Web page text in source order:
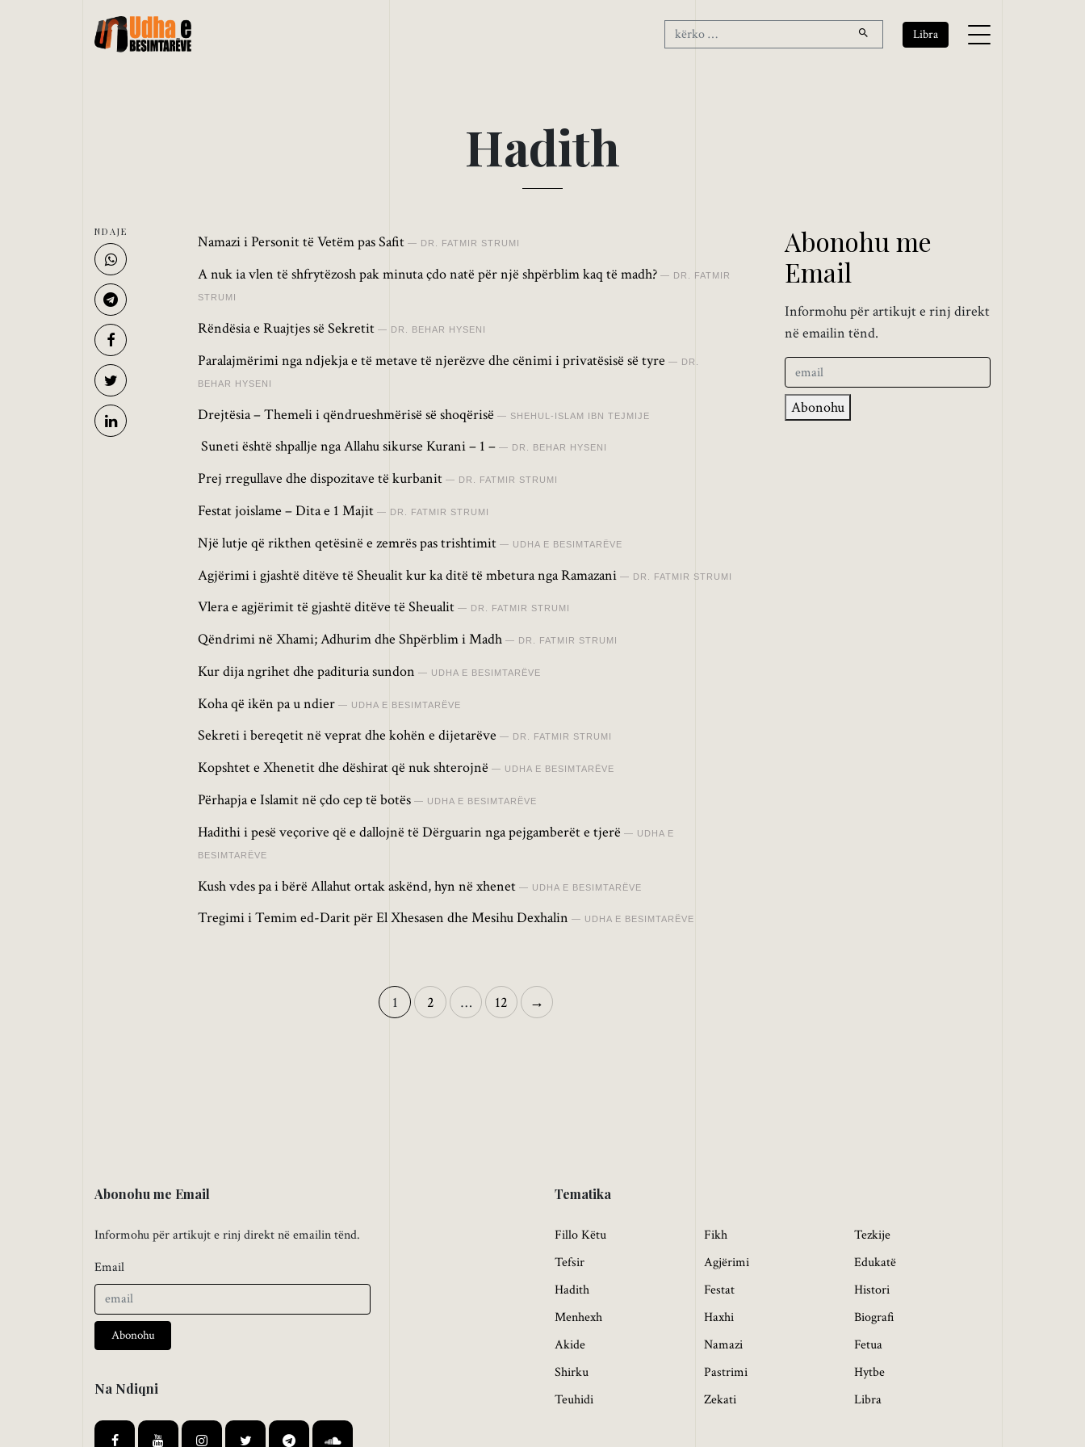
Libra
Hadith
Namazi i Personit të Vetëm pas Safit DR. FATMIR STRUMI
A nuk ia vlen të shfrytëzosh pak minuta çdo natë për një shpërblim kaq të madh? DR. FATMIR
STRUMI
Rëndësia e Ruajtjes së Sekretit DR. BEHAR HYSENI
Paralajmërimi nga ndjekja e të metave të njerëzve dhe cënimi i privatësisë së tyre DR.
BEHAR HYSENI
Drejtësia – Themeli i qëndrueshmërisë së shoqërisë SHEHUL-ISLAM IBN TEJMIJE
Suneti është shpallje nga Allahu sikurse Kurani – 1 – DR. BEHAR HYSENI
Prej rregullave dhe dispozitave të kurbanit DR. FATMIR STRUMI
Festat joislame – Dita e 1 Majit DR. FATMIR STRUMI
Një lutje që rikthen qetësinë e zemrës pas trishtimit UDHA E BESIMTARËVE
Agjërimi i gjashtë ditëve të Sheualit kur ka ditë të mbetura nga Ramazani DR. FATMIR STRUMI
Vlera e agjërimit të gjashtë ditëve të Sheualit DR. FATMIR STRUMI
Qëndrimi në Xhami; Adhurim dhe Shpërblim i Madh DR. FATMIR STRUMI
Kur dija ngrihet dhe padituria sundon UDHA E BESIMTARËVE
Koha që ikën pa u ndier UDHA E BESIMTARËVE
Sekreti i bereqetit në veprat dhe kohën e dijetarëve DR. FATMIR STRUMI
Kopshtet e Xhenetit dhe dëshirat që nuk shterojnë UDHA E BESIMTARËVE
Përhapja e Islamit në çdo cep të botës UDHA E BESIMTARËVE
Hadithi i pesë veçorive që e dallojnë të Dërguarin nga pejgamberët e tjerë UDHA E
BESIMTARËVE
Kush vdes pa i bërë Allahut ortak askënd, hyn në xhenet UDHA E BESIMTARËVE
Tregimi i Temim ed-Darit për El Xhesasen dhe Mesihu Dexhalin UDHA E BESIMTARËVE
1 2 … 12 →
NDAJE
Abonohu me
Email
Informohu për artikujt e rinj direkt
në emailin tënd.
Abonohu
Abonohu me Email
Informohu për artikujt e rinj direkt në emailin tënd.
Email
Abonohu
Na Ndiqni
Tematika
Fillo Këtu
Tefsir
Hadith
Menhexh
Akide
Shirku
Teuhidi
Fikh
Agjërimi
Festat
Haxhi
Namazi
Pastrimi
Zekati
Tezkije
Edukatë
Histori
Biografi
Fetua
Hytbe
Libra